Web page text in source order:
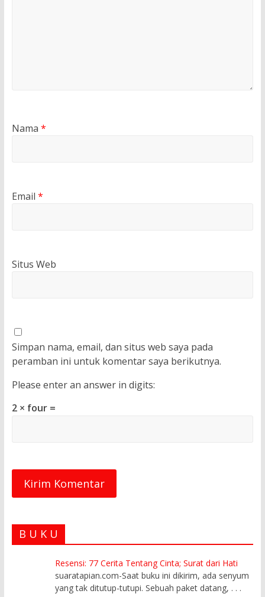
Nama *
Email *
Situs Web
Simpan nama, email, dan situs web saya pada
peramban ini untuk komentar saya berikutnya.
Please enter an answer in digits:
2 × four =
B U K U
Resensi: 77 Cerita Tentang Cinta; Surat dari Hati
suaratapian.com-Saat buku ini dikirim, ada senyum
yang tak ditutup-tutupi. Sebuah paket datang, . . .